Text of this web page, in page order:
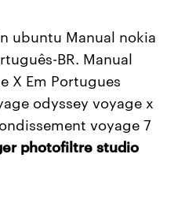
ubuntu Manual nokia
BR. Manual
X Em Portugues
odyssey voyage x
voyage 7
photofiltre studio